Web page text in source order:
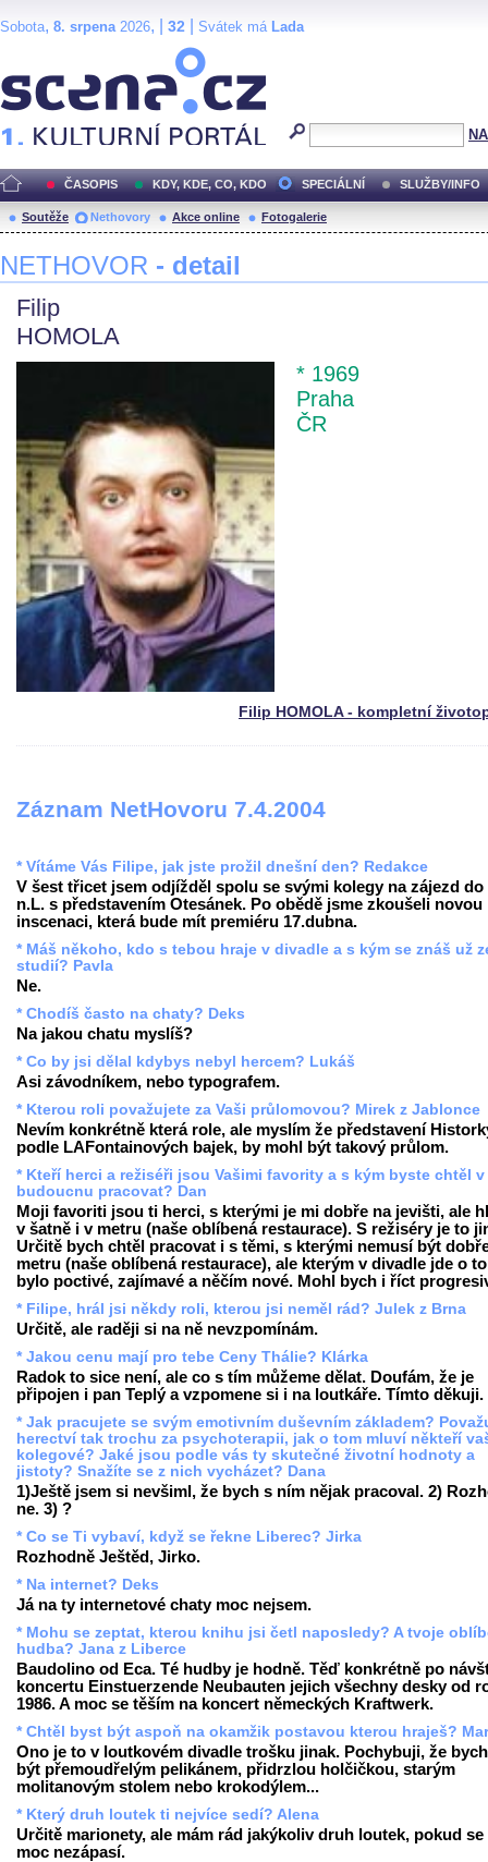
Sobota, 8. srpena2026, | 32 Svátek má Lada
ČASOPIS KDY, KDE, CO, KDO SPECIÁLNÍ SLUŽBY/INFO
Soutěže Nethovory Akce online Fotogalerie
NETHOVOR - detail
Filip
HOMOLA
* 1969
Praha
ČR
Filip HOMOLA - kompletní
Záznam NetHovoru 7.4.2004
* Vítáme Vás Filipe, jak jste prožil dnešní den? Redakce
V šest třicet jsem odjížděl spolu se svými kolegy na zájezd do
n.L. s představením Otesánek. Po obědě jsme zkoušeli novou
inscenaci, která bude mít premiéru 17.dubna.
* Máš někoho, kdo s tebou hraje v divadle a s kým se znáš už
studií? Pavla
Ne.
* Chodíš často na chaty? Deks
Na jakou chatu myslíš?
* Co by jsi dělal kdybys nebyl hercem? Lukáš
Asi závodníkem, nebo typografem.
* Kterou roli považujete za Vaši průlomovou? Mirek z Jablonce
Nevím konkrétně která role, ale myslím že představení
podle LAFontainových bajek, by mohl být takový průlom.
* Kteří herci a režiséři jsou Vašimi favority a s kým byste chtěl v
budoucnu pracovat? Dan
Moji favoriti jsou ti herci, s kterými je mi dobře na jevišti, ale
v šatně i v metru (naše oblíbená restaurace). S režiséry je to
Určitě bych chtěl pracovat i s těmi, s kterými nemusí být
metru (naše oblíbená restaurace), ale kterým v divadle jde o
bylo poctivé, zajímavé a něčím nové. Mohl bych i říct
* Filipe, hrál jsi někdy roli, kterou jsi neměl rád? Julek z Brna
Určitě, ale raději si na ně nevzpomínám.
* Jakou cenu mají pro tebe Ceny Thálie? Klárka
Radok to sice není, ale co s tím můžeme dělat. Doufám, že je
připojen i pan Teplý a vzpomene si i na loutkáře. Tímto děkuji.
* Jak pracujete se svým emotivním duševním základem?
herectví tak trochu za psychoterapii, jak o tom mluví někteří
kolegové? Jaké jsou podle vás ty skutečné životní hodnoty a
jistoty? Snažíte se z nich vycházet? Dana
1)Ještě jsem si nevšiml, že bych s ním nějak pracoval. 2)
ne. 3) ?
* Co se Ti vybaví, když se řekne Liberec? Jirka
Rozhodně Ještěd, Jirko.
* Na internet? Deks
Já na ty internetové chaty moc nejsem.
* Mohu se zeptat, kterou knihu jsi četl naposledy? A tvoje
hudba? Jana z Liberce
Baudolino od Eca. Té hudby je hodně. Těď konkrétně po
koncertu Einstuerzende Neubauten jejich všechny desky od
1986. A moc se těším na koncert německých Kraftwerk.
* Chtěl byst být aspoň na okamžik postavou kterou hraješ?
Ono je to v loutkovém divadle trošku jinak. Pochybuji, že
být přemoudřelým pelikánem, přidrzlou holčičkou, starým
molitanovým stolem nebo krokodýlem...
* Který druh loutek ti nejvíce sedí? Alena
Určitě marionety, ale mám rád jakýkoliv druh loutek, pokud se
moc nezápasí.